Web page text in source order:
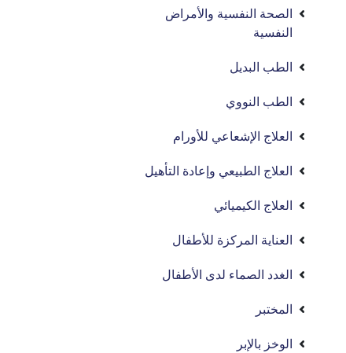
الصحة النفسية والأمراض
النفسية
الطب البديل
الطب النووي
العلاج الإشعاعي للأورام
العلاج الطبيعي وإعادة التأهيل
العلاج الكيميائي
العناية المركزة للأطفال
الغدد الصماء لدى الأطفال
المختبر
الوخز بالإبر